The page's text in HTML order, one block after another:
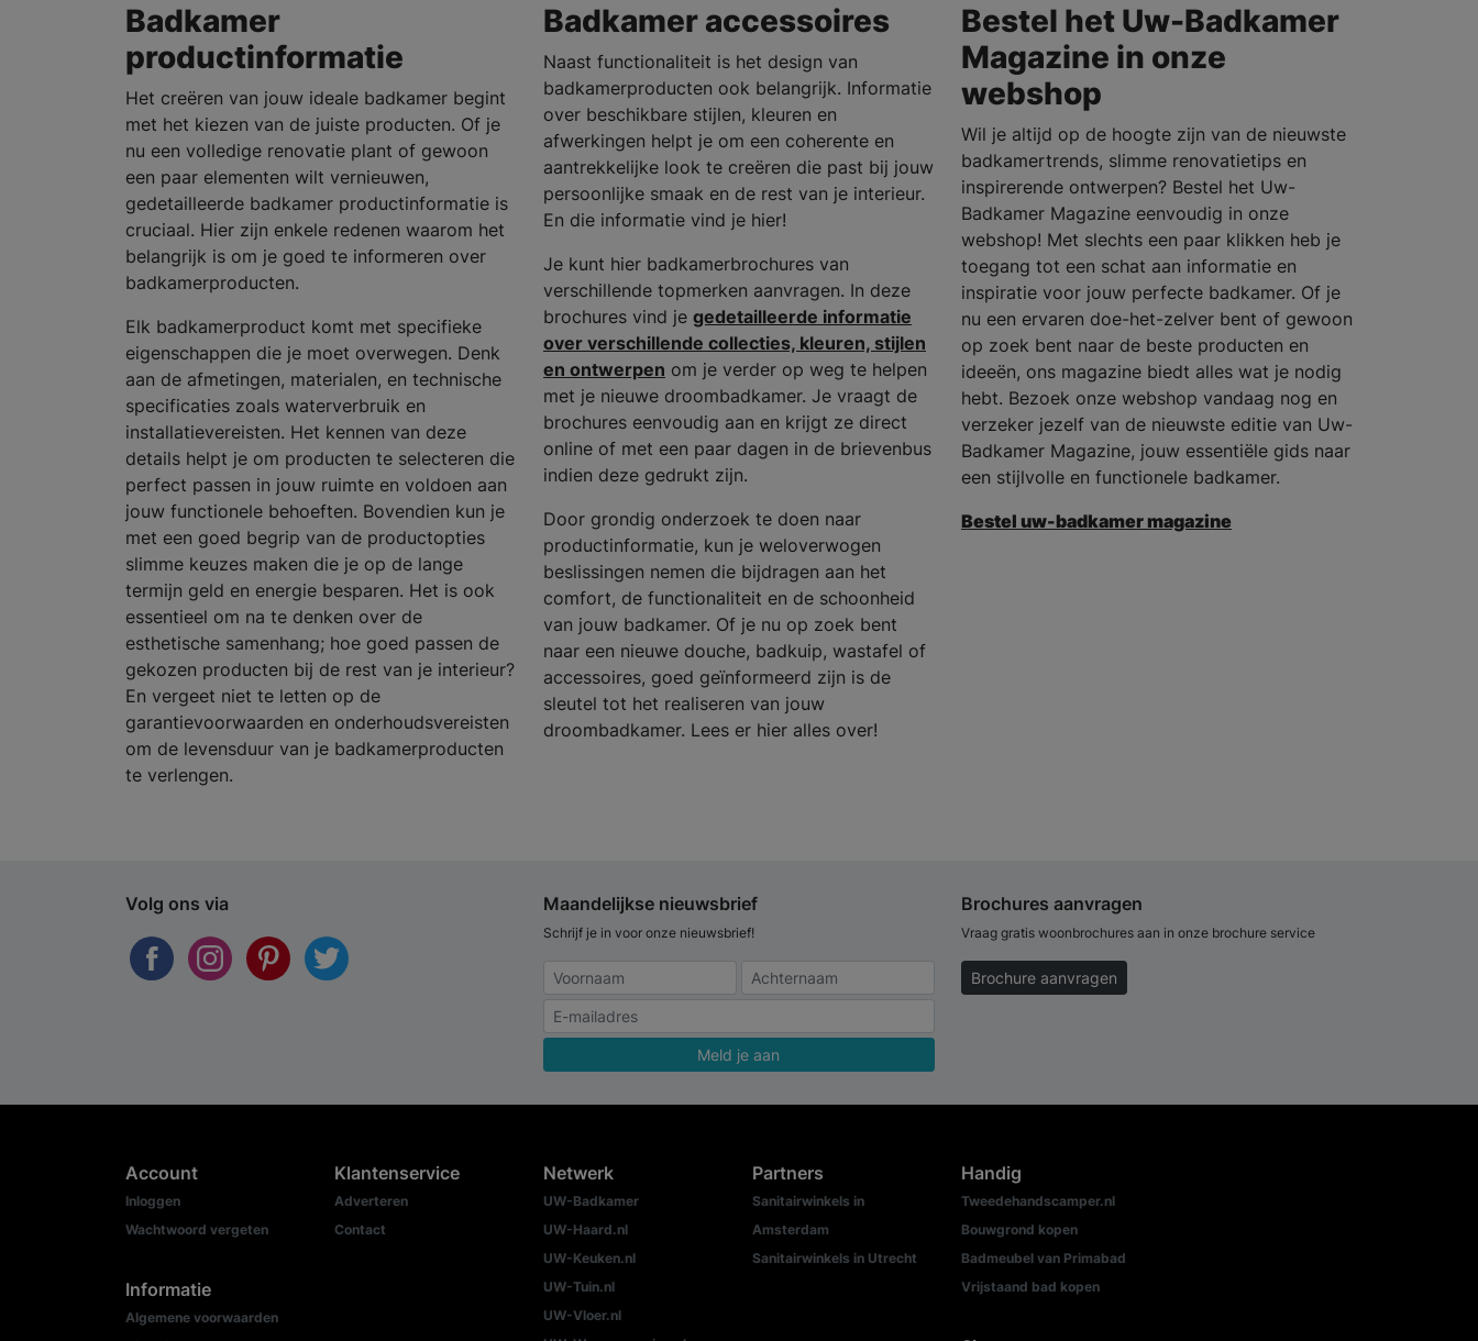
Badkamer
productinformatie
Het creëren van jouw ideale badkamer begint
met het kiezen van de juiste producten. Of je
nu een volledige renovatie plant of gewoon
een paar elementen wilt vernieuwen,
gedetailleerde badkamer productinformatie is
cruciaal. Hier zijn enkele redenen waarom het
belangrijk is om je goed te informeren over
badkamerproducten.
Elk badkamerproduct komt met specifieke
eigenschappen die je moet overwegen. Denk
aan de afmetingen, materialen, en technische
specificaties zoals waterverbruik en
installatievereisten. Het kennen van deze
details helpt je om producten te selecteren die
perfect passen in jouw ruimte en voldoen aan
jouw functionele behoeften. Bovendien kun je
met een goed begrip van de productopties
slimme keuzes maken die je op de lange
termijn geld en energie besparen. Het is ook
essentieel om na te denken over de
esthetische samenhang; hoe goed passen de
gekozen producten bij de rest van je interieur?
En vergeet niet te letten op de
garantievoorwaarden en onderhoudsvereisten
om de levensduur van je badkamerproducten
te verlengen.
Badkamer accessoires
Naast functionaliteit is het design van
badkamerproducten ook belangrijk. Informatie
over beschikbare stijlen, kleuren en
afwerkingen helpt je om een coherente en
aantrekkelijke look te creëren die past bij jouw
persoonlijke smaak en de rest van je interieur.
En die informatie vind je hier!
Je kunt hier badkamerbrochures van
verschillende topmerken aanvragen. In deze
brochures vind je gedetailleerde informatie
over verschillende collecties, kleuren, stijlen
en ontwerpen om je verder op weg te helpen
met je nieuwe droombadkamer. Je vraagt de
brochures eenvoudig aan en krijgt ze direct
online of met een paar dagen in de brievenbus
indien deze gedrukt zijn.
Door grondig onderzoek te doen naar
productinformatie, kun je weloverwogen
beslissingen nemen die bijdragen aan het
comfort, de functionaliteit en de schoonheid
van jouw badkamer. Of je nu op zoek bent
naar een nieuwe douche, badkuip, wastafel of
accessoires, goed geïnformeerd zijn is de
sleutel tot het realiseren van jouw
droombadkamer. Lees er hier alles over!
Bestel het Uw-Badkamer
Magazine in onze
webshop
Wil je altijd op de hoogte zijn van de nieuwste
badkamertrends, slimme renovatietips en
inspirerende ontwerpen? Bestel het Uw-
Badkamer Magazine eenvoudig in onze
webshop! Met slechts een paar klikken heb je
toegang tot een schat aan informatie en
inspiratie voor jouw perfecte badkamer. Of je
nu een ervaren doe-het-zelver bent of gewoon
op zoek bent naar de beste producten en
ideeën, ons magazine biedt alles wat je nodig
hebt. Bezoek onze webshop vandaag nog en
verzeker jezelf van de nieuwste editie van Uw-
Badkamer Magazine, jouw essentiële gids naar
een stijlvolle en functionele badkamer.
Bestel uw-badkamer magazine
Volg ons via Maandelijkse nieuwsbrief
Schrijf je in voor onze nieuwsbrief!
Meld je aan
Brochures aanvragen
Vraag gratis woonbrochures aan in onze brochure service
Brochure aanvragen
Account
Inloggen
Wachtwoord vergeten
Informatie
Algemene voorwaarden
Klantenservice
Adverteren
Contact
Netwerk
UW-Badkamer
UW-Haard.nl
UW-Keuken.nl
UW-Tuin.nl
UW-Vloer.nl
Partners
Sanitairwinkels in
Amsterdam
Sanitairwinkels in Utrecht
Handig
Tweedehandscamper.nl
Bouwgrond kopen
Badmeubel van Primabad
Vrijstaand bad kopen